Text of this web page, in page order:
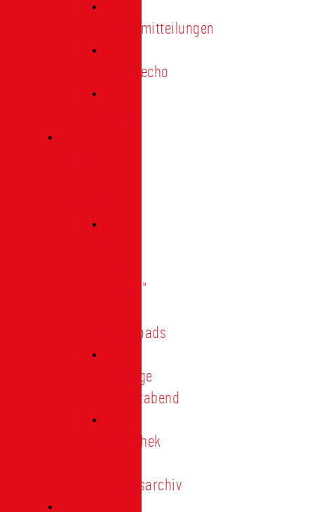
Pressemitteilungen
Presseecho
"digital"
Downloads
Vorträge
Heimatabend
Bibliothek
Vereinsarchiv